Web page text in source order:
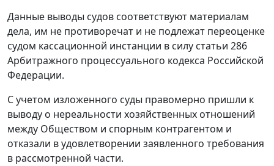
Данные выводы судов соответствуют материалам
дела, им не противоречат и не подлежат переоценке
судом кассационной инстанции в силу статьи 286
Арбитражного процессуального кодекса Российской
Федерации.
С учетом изложенного суды правомерно пришли к
выводу о нереальности хозяйственных отношений
между Обществом и спорным контрагентом и
отказали в удовлетворении заявленного требования
в рассмотренной части.